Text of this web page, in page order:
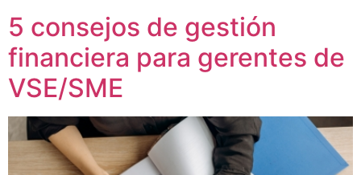
5 consejos de gestión
financiera para gerentes de
VSE/SME